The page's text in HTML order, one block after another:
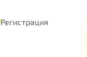
Регистрация